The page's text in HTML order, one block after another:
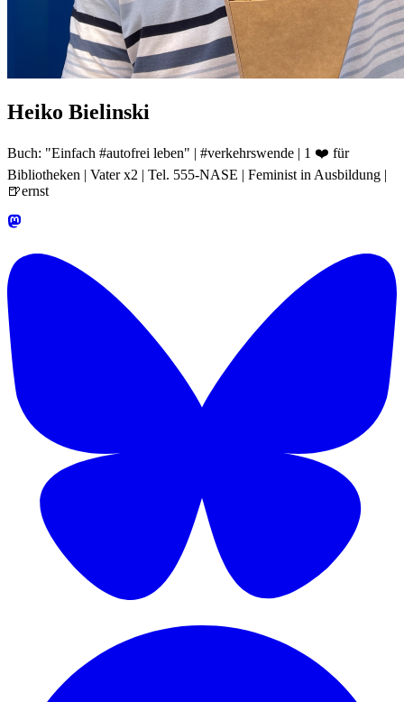
Heiko Bielinski
Buch: "Einfach #autofrei leben" | #verkehrswende | 1 ❤️ für
Bibliotheken | Vater x2 | Tel. 555-NASE | Feminist in Ausbildung |
🍺ernst